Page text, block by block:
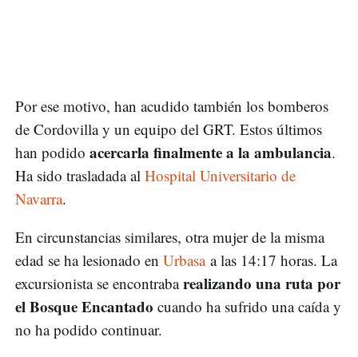
Por ese motivo, han acudido también los bomberos
de Cordovilla y un equipo del GRT. Estos últimos
han podido acercarla finalmente a la ambulancia.
Ha sido trasladada al Hospital Universitario de
Navarra.
En circunstancias similares, otra mujer de la misma
edad se ha lesionado en Urbasaa las 14:17 horas. La
excursionista se encontrabarealizando una ruta por
el Bosque Encantado cuando ha sufrido una caída y
no ha podido continuar.